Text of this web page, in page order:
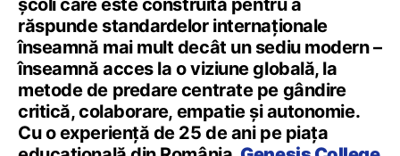
școli care este construită pentru a
răspunde standardelor internaționale
înseamnă mai mult decât un sediu modern –
înseamnă acces la o viziune globală, la
metode de predare centrate pe gândire
critică, colaborare, empatie și autonomie.
Cu o experiență de 25 de ani pe piața